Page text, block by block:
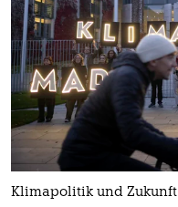
Klimapolitik und Zukunft